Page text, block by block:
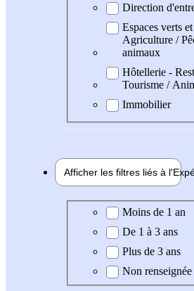
Direction
Espaces verts
Agriculture /
animaux
Hôtellerie -
Tourisme /
Immobilier
Afficher les filtres liés à l'
Expérience demandée
Moins de 1 an
De 1 à 3 ans
Plus de 3 ans
Non renseignée